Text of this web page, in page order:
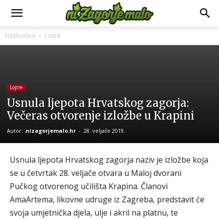
Naslovnica Lojtre
Lojtre
Usnula ljepota Hrvatskog zagorja:
Večeras otvorenje izložbe u Krapini
Autor: nizagorjemalo.hr - 28. veljače 2019.
Usnula ljepota Hrvatskog zagorja naziv je izložbe koja
se u četvrtak 28. veljače otvara u Maloj dvorani
Pučkog otvorenog učilišta Krapina. Članovi
AmaArtema, likovne udruge iz Zagreba, predstavit će
svoja umjetnička djela, ulje i akril na platnu, te